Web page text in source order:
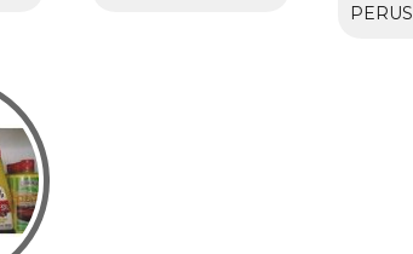
PERUS